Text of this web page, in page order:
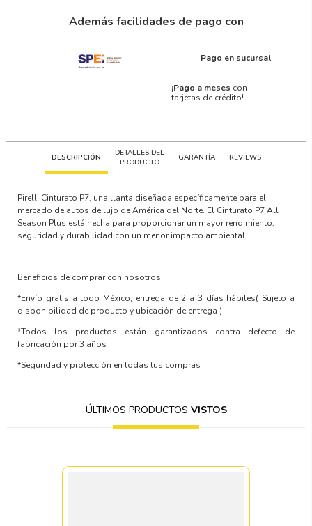
Además facilidades de pago con
Pago en sucursal
¡Pago a meses con
tarjetas de crédito!
DESCRIPCIÓN
DETALLES DEL
PRODUCTO
GARANTÍA REVIEWS
Pirelli Cinturato P7, una llanta diseñada específicamente para el
mercado de autos de lujo de América del Norte. El Cinturato P7 All
Season Plus está hecha para proporcionar un mayor rendimiento,
seguridad y durabilidad con un menor impacto ambiental.
Beneficios de comprar con nosotros
*Envío gratis a todo México, entrega de 2 a 3 días hábiles( Sujeto a
disponibilidad de producto y ubicación de entrega )
*Todos los productos están garantizados contra defecto de
fabricación por 3 años
*Seguridad y protección en todas tus compras
ÚLTIMOS PRODUCTOS VISTOS